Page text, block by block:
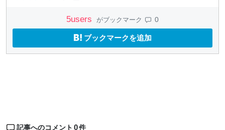
5users がブックマーク 0
ブックマークを追加
記事へのコメント 0件